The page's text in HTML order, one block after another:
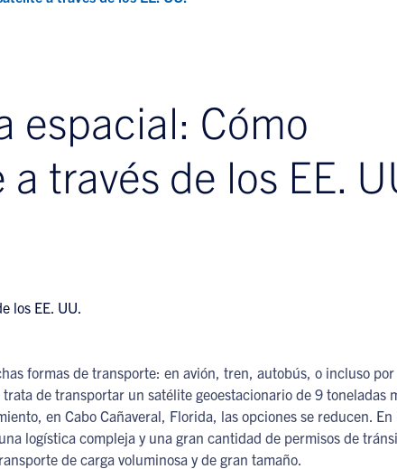
espacial: Cómo
través de los EE.
formas de transporte: en avión, tren, autobús, o incluso
de transportar un satélite geoestacionario de 9 toneladas
en Cabo Cañaveral, Florida, las opciones se reducen.
logística compleja y una gran cantidad de permisos de
de carga voluminosa y de gran tamaño.